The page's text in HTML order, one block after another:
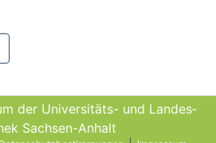
der Universitäts- und Landes­
Sachsen-Anhalt